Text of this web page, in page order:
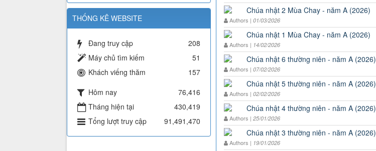
THỐNG KÊ WEBSITE
Đang truy cập
208
Máy chủ tìm kiếm
51
Khách viếng thăm
157
Hôm nay
76,416
Tháng hiện tại
430,419
Tổng lượt truy cập
91,491,470
Chúa nhật 2 Mùa Chay - năm A (2026)
Authors | 01/03/2026
Chúa nhật 1 Mùa Chay - năm A (2026)
Authors | 14/02/2026
Chúa nhật 6 thường niên - năm A (2026)
Authors | 07/02/2026
Chúa nhật 5 thường niên - năm A (2026)
Authors | 02/02/2026
Chúa nhật 4 thường niên - năm A (2026)
Authors | 25/01/2026
Chúa nhật 3 thường niên - năm A (2026)
Authors | 19/01/2026